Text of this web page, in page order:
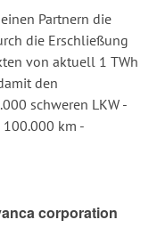
Partnern die
die Erschließung
von aktuell 1 TWh
den
schweren LKW -
km -
corporation